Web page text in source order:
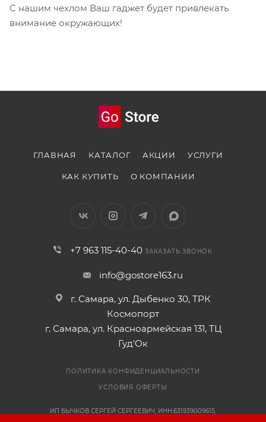
С нашим чехлом Ваш гаджет будет привлекать
внимание окружающих!
ГЛАВНАЯ КАТАЛОГ АКЦИИ УСЛУГИ
КАК КУПИТЬ О КОМПАНИИ
+7 963 115-40-40 ЗАКАЗАТЬ ЗВОНОК
info@gostore163.ru
г. Самара, ул. Дыбенко 30, ТРК
Космопорт
г. Самара, ул. Красноармейская 131, ТЦ
Гуд'Ок
ПОЛИТИКА КОНФИДЕНЦИАЛЬНОСТИ
УСЛОВИЯ ОФЕРТЫ
ИП БЫЧКОВ СЕРГЕЙ СЕРГЕЕВИЧ, ИНН:631939009615,